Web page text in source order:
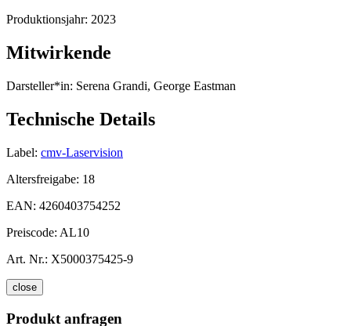
Produktionsjahr: 2023
Mitwirkende
Darsteller*in: Serena Grandi, George Eastman
Technische Details
Label: cmv-Laservision
Altersfreigabe: 18
EAN: 4260403754252
Preiscode: AL10
Art. Nr.: X5000375425-9
close
Produkt anfragen